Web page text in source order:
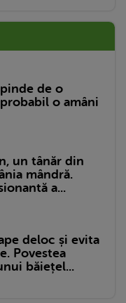
de o
o amâni
un tânăr din
mândră.
a...
deloc și evita
Povestea
băiețel...